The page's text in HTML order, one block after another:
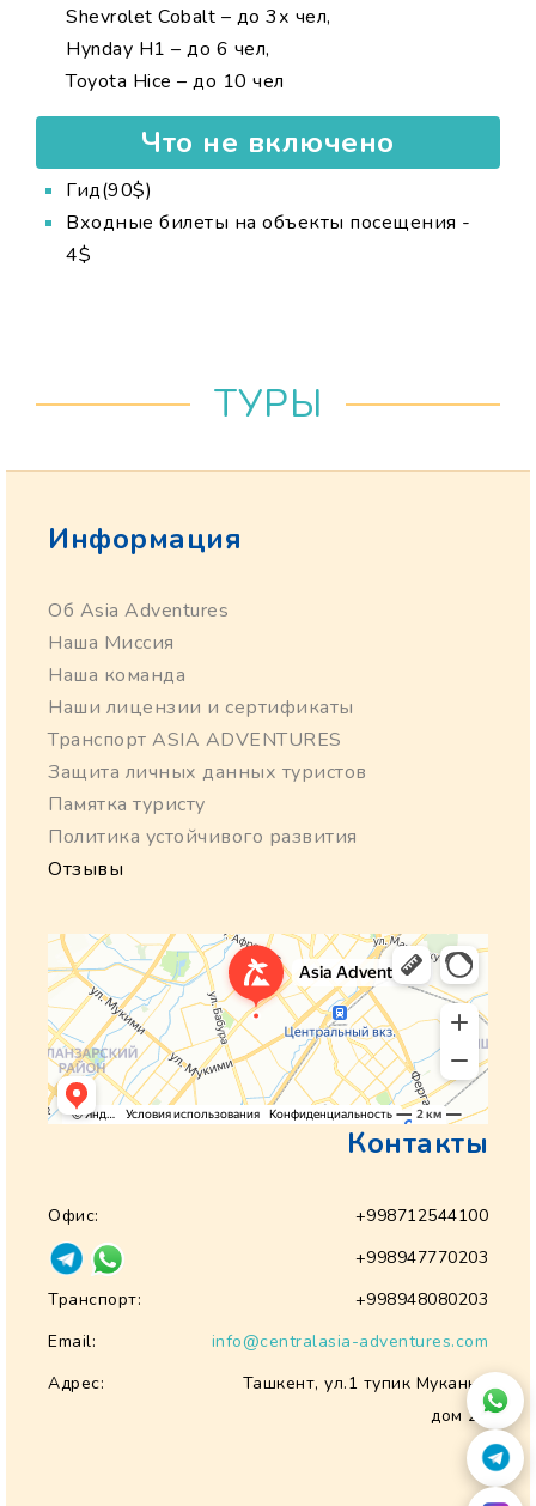
Shevrolet Cobalt – до 3х чел,
Hynday H1 – до 6 чел,
Toyota Hice – до 10 чел
Что не включено
Гид(90$)
Входные билеты на объекты посещения -
4$
ТУРЫ
Информация
Об Asia Adventures
Наша Миссия
Наша команда
Наши лицензии и сертификаты
Транспорт ASIA ADVENTURES
Защита личных данных туристов
Памятка туристу
Политика устойчивого развития
Отзывы
Контакты
Офис:
+998712544100
+998947770203
Транспорт:
+998948080203
Email:
info@centralasia-adventures.com
Адрес:
Ташкент, ул.1 тупик Муканна
дом 28